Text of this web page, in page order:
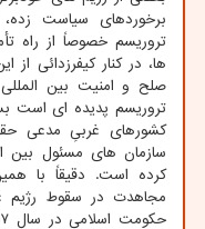
برخوردهای سیاست
تروریسم خصوصاً از راه
ها، در کنار کیفرزدائی
صلح و امنیت بین
تروریسم پدیده ای است
کشورهای غربیِ مدعی
سازمان های مسئول بین
کرده است. دقیقاً با
مجاهدت در سقوط رژیم